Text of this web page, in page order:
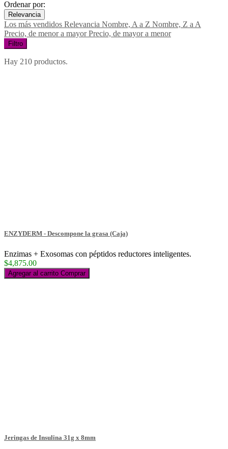
Ordenar por:
Relevancia
Los más vendidos Relevancia Nombre, A a Z Nombre, Z a A
Precio, de menor a mayorPrecio, de mayor a menor
Filtro
Hay 210 productos.
ENZYDERM - Descompone la grasa (Caja)
Enzimas + Exosomas con péptidos reductores inteligentes.
$4,875.00
Agregar al carrito Comprar
Jeringas de Insulina 31g x 8mm